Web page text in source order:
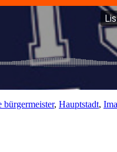
, Hauptstadt,